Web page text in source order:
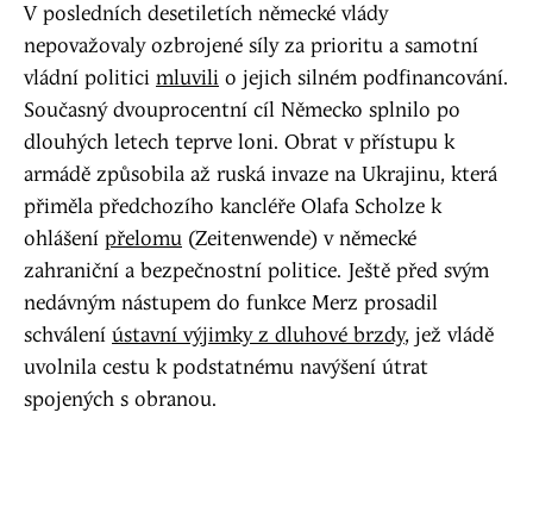
V posledních desetiletích německé vlády
nepovažovaly ozbrojené síly za prioritu a samotní
vládní politici mluvili o jejich silném podfinancování.
Současný dvouprocentní cíl Německo splnilo po
dlouhých letech teprve loni. Obrat v přístupu k
armádě způsobila až ruská invaze na Ukrajinu, která
přiměla předchozího kancléře Olafa Scholze k
ohlášení přelomu (Zeitenwende) v německé
zahraniční a bezpečnostní politice. Ještě před svým
nedávným nástupem do funkce Merz prosadil
schválení ústavní výjimky z dluhové brzdy, jež vládě
uvolnila cestu k podstatnému navýšení útrat
spojených s obranou.